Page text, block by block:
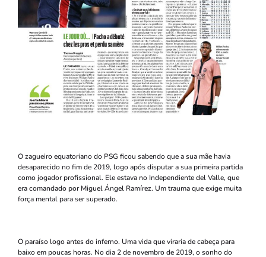
O zagueiro equatoriano do PSG ficou sabendo que a sua mãe havia
desaparecido no fim de 2019, logo após disputar a sua primeira partida
como jogador profissional. Ele estava no Independiente del Valle, que
era comandado por Miguel Ángel Ramírez. Um trauma que exige muita
força mental para ser superado.
O paraíso logo antes do inferno. Uma vida que viraria de cabeça para
baixo em poucas horas. No dia 2 de novembro de 2019, o sonho do